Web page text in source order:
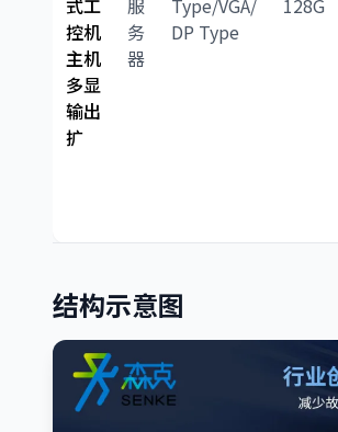
式工
控机
主机
多显
输出
扩
服
务
器
Type/VGA/
DP Type
128G
结构示意图